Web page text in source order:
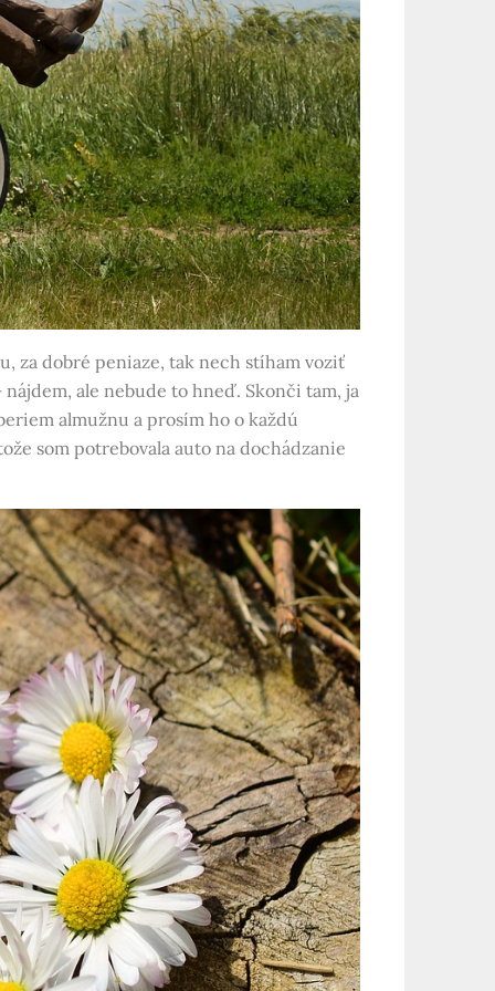
za dobré peniaze, tak nech stíham voziť
ale nebude to hneď. Skonči tam, ja
almužnu a prosím ho o každú
som potrebovala auto na dochádzanie